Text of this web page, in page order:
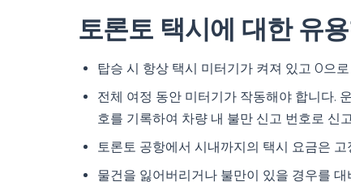
토론토 택시에 대한 유
탑승 시 항상 택시 미터기가 켜져 있고 0으
전체 여정 동안 미터기가 작동해야 합니다.
호를 기록하여 차량 내 불만 신고 번호로 신
토론토 공항에서 시내까지의 택시 요금은
물건을 잃어버리거나 불만이 있을 경우를